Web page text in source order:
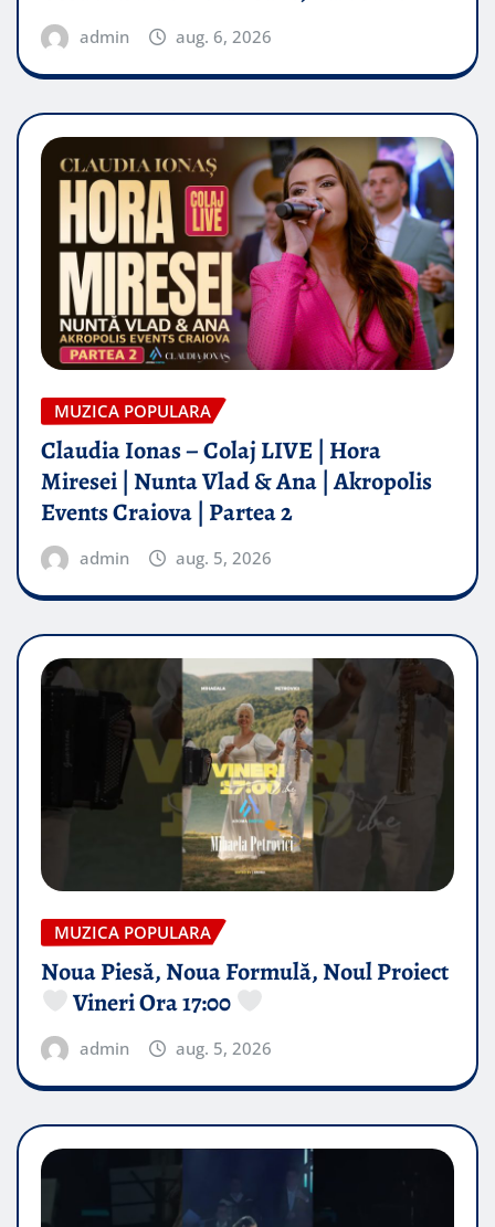
admin aug. 6, 2026
MUZICA POPULARA
Claudia Ionas – Colaj LIVE | Hora
Miresei | Nunta Vlad & Ana | Akropolis
Events Craiova | Partea 2
admin aug. 5, 2026
MUZICA POPULARA
Noua Piesă, Noua Formulă, Noul Proiect
Vineri Ora 17:00
admin aug. 5, 2026